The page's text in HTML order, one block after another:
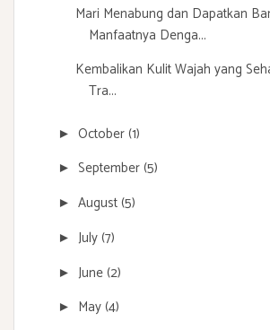
Mari Menabung dan Dapatkan
Manfaatnya Denga...
Kembalikan Kulit Wajah yang
Tra...
► October(1)
► September(5)
► August(5)
► July(7)
► June(2)
► May(4)